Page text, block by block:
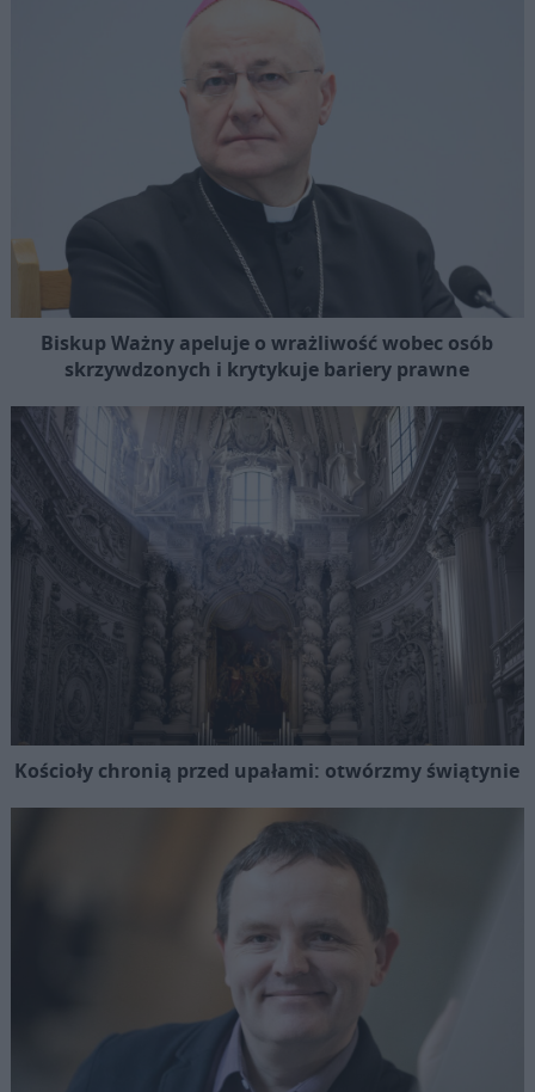
Biskup Ważny apeluje o wrażliwość wobec osób
skrzywdzonych i krytykuje bariery prawne
Kościoły chronią przed upałami: otwórzmy świątynie